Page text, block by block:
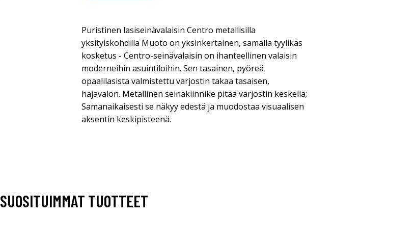
Puristinen lasiseinävalaisin Centro metallisilla
yksityiskohdilla Muoto on yksinkertainen, samalla tyylikäs
kosketus - Centro-seinävalaisin on ihanteellinen valaisin
moderneihin asuintiloihin. Sen tasainen, pyöreä
opaalilasista valmistettu varjostin takaa tasaisen,
hajavalon. Metallinen seinäkiinnike pitää varjostin keskellä;
Samanaikaisesti se näkyy edestä ja muodostaa visuaalisen
aksentin keskipisteenä.
SUOSITUIMMAT TUOTTEET